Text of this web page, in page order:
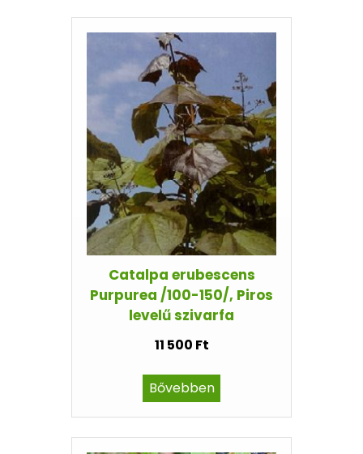
Catalpa erubescens
Purpurea /100-150/, Piros
levelű szivarfa
11 500 Ft
Bővebben